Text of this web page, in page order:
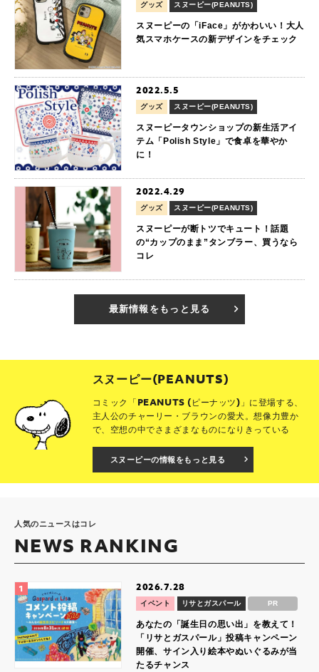
グッズ スヌーピー(PEANUTS)
スヌーピーの「iFace」がかわいい！大人
気スマホケースの新デザインをチェック
2022.5.5
グッズ スヌーピー(PEANUTS)
スヌーピータウンショップの新生活アイ
テム「Polish Style」で食卓を華やか
に！
2022.4.29
グッズ スヌーピー(PEANUTS)
スヌーピーが断トツでキュート！話題
の“カップのまま”タンブラー、買うなら
コレ
最新情報をもっと見る
スヌーピー(PEANUTS)
コミック「PEANUTS (ピーナッツ)」に登場する、
主人公のチャーリー・ブラウンの愛犬。想像力豊か
で、空想の中でさまざまなものになりきっている
スヌーピーの情報をもっと見る
人気のニュースはコレ
NEWS RANKING
2026.7.28
イベント リサとガスパール PR
あなたの「誕生日の思い出」を教えて！
「リサとガスパール」投稿キャンペーン
開催、サイン入り絵本やぬいぐるみが当
たるチャンス